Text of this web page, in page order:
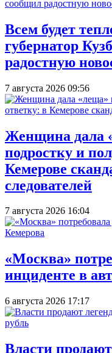
Всем будет
губернатор
радостную
7 августа 2026 09:56
Женщина дала
подростку и
Кемерове
следователей
7 августа 2026 16:04
«Москва»
инциденте в
6 августа 2026 17:17
Власти